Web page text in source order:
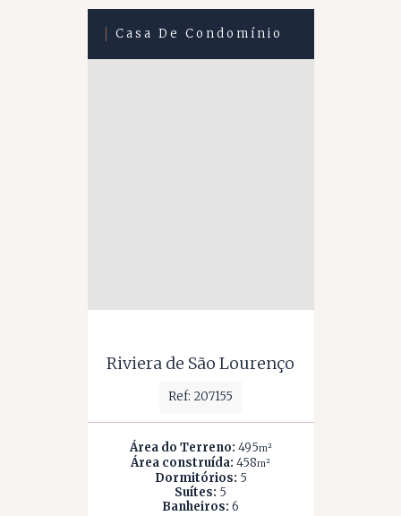
Casa De Condomínio
Riviera de São Lourenço
Ref: 207155
Área do Terreno: 495m²
Área construída: 458m²
Dormitórios: 5
Suítes: 5
Banheiros: 6